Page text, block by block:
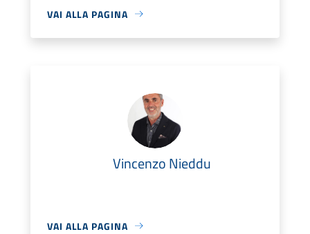
VAI ALLA PAGINA
Vincenzo Nieddu
VAI ALLA PAGINA